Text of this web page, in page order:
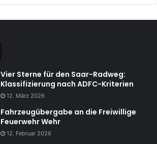
Vier Sterne für den Saar-Radweg:
Klassifizierung nach ADFC-Kriterien
12. März 2026
Fahrzeugübergabe an die Freiwillige
Feuerwehr Wehr
12. Februar 2026